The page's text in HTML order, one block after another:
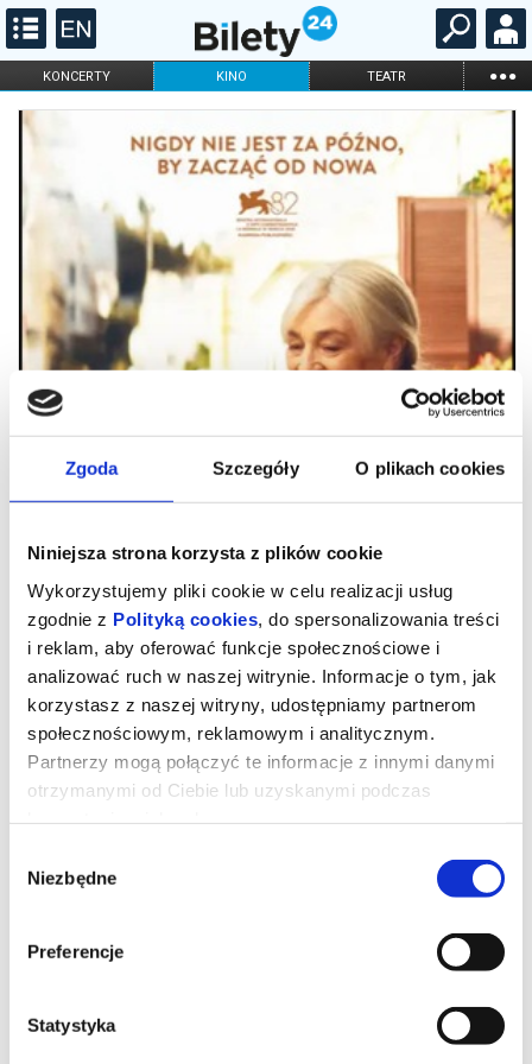
Zgoda Szczegóły O plikach cookies
Niniejsza strona korzysta z plików cookie
Wykorzystujemy pliki cookie w celu realizacji usług
zgodnie z Polityką cookies , do spersonalizowania treści
i reklam, aby oferować funkcje społecznościowe i
analizować ruch w naszej witrynie. Informacje o tym, jak
korzystasz z naszej witryny, udostępniamy partnerom
społecznościowym, reklamowym i analitycznym.
Partnerzy mogą połączyć te informacje z innymi danymi
otrzymanymi od Ciebie lub uzyskanymi podczas
zgody
Niezbędne
Preferencje
Statystyka
KONCERTY KINO TEATR ...
FILHARMONIA OPERA I BALET
ONLINE KARNETY
DRUGIE ŻYCIE
Starsza Hiszpanka mieszkająca w Tangerze sprzeciwia się decyzji
córki o sprzedaży jej domu.
Film dostępny z audiodeskrypcją lub lektorem. Skorzystaj
http://kinodostepne.pl